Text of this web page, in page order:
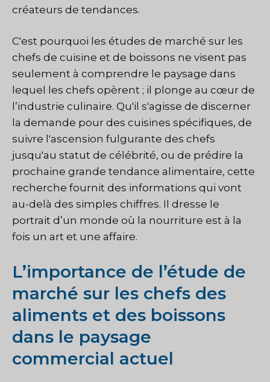
créateurs de tendances.
C'est pourquoi les études de marché sur les
chefs de cuisine et de boissons ne visent pas
seulement à comprendre le paysage dans
lequel les chefs opèrent ; il plonge au cœur de
l’industrie culinaire. Qu'il s'agisse de discerner
la demande pour des cuisines spécifiques, de
suivre l'ascension fulgurante des chefs
jusqu'au statut de célébrité, ou de prédire la
prochaine grande tendance alimentaire, cette
recherche fournit des informations qui vont
au-delà des simples chiffres. Il dresse le
portrait d’un monde où la nourriture est à la
fois un art et une affaire.
L’importance de l’étude de
marché sur les chefs des
aliments et des boissons
dans le paysage
commercial actuel